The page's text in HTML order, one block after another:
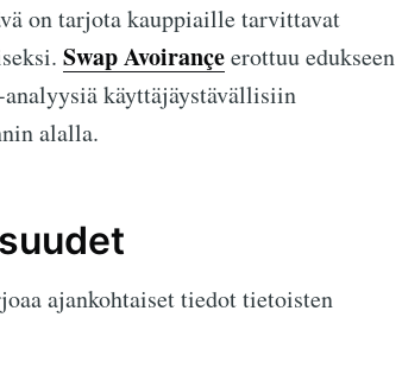
on tarjota kauppiaille tarvittavat
Swap Avoirançeerottuu edukseen
käyttäjäystävällisiin
alalla.
ajankohtaiset tiedot tietoisten